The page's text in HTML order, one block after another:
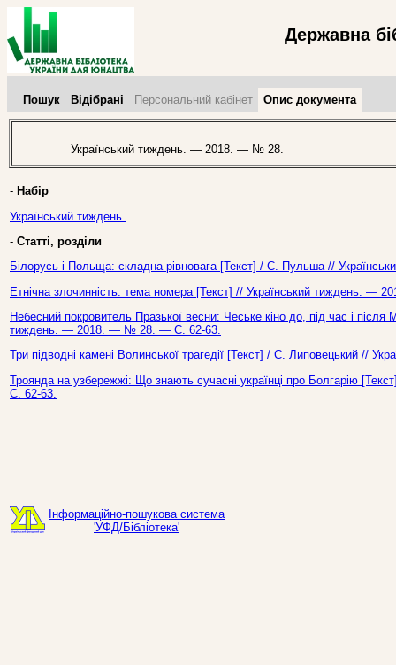
Державна
Пошук Відібрані Персональний кабінет Опис документа
Український тиждень. — 2018. — № 28.
- Набір
Український тиждень.
- Статті, розділи
Білорусь і Польща: складна рівновага [Текст] / С. Пульша //
Етнічна злочинність: тема номера [Текст] // Український тиждень.
Небесний покровитель Празької весни: Чеське кіно до, під час і
тиждень. — 2018. — № 28. — С. 62-63.
Три підводні камені Волинської трагедії [Текст] / С. Липовецький
Троянда на узбережжі: Що знають сучасні українці про Болгарію
С. 62-63.
Інформаційно-пошукова система
'УФД/Бібліотека'